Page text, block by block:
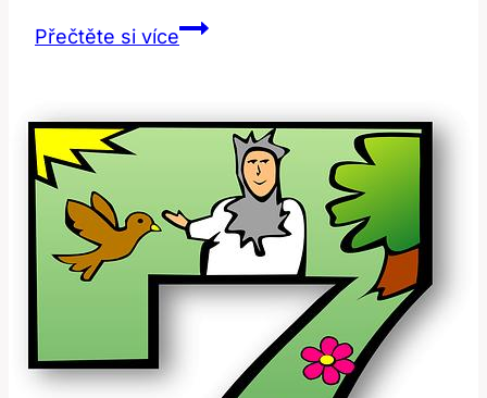
Přečtěte si víceYep:
Znamená
Ho
Používat?